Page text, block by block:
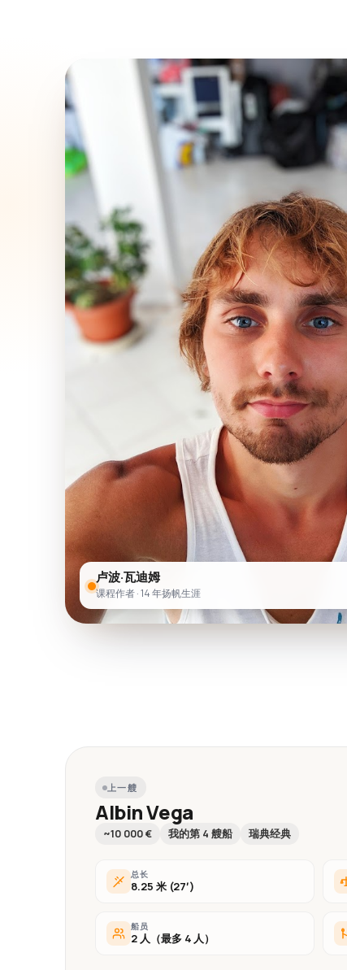
卢波·瓦迪姆
课程作者 · 14 年扬帆生涯
上一艘
Albin Vega
~10 000 € 我的第 4 艘船 瑞典经典
总长
8.25 米 (27′)
船员
2 人（最多 4 人）